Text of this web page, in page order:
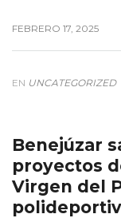
FEBRERO 17, 2025
EN UNCATEGORIZED
Benejúzar
proyectos
Virgen del